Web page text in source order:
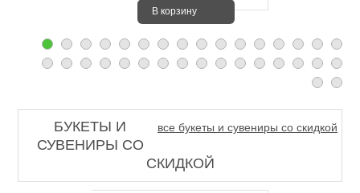
В корзину
все букеты и сувениры со скидкой
БУКЕТЫ И
СУВЕНИРЫ СО
СКИДКОЙ